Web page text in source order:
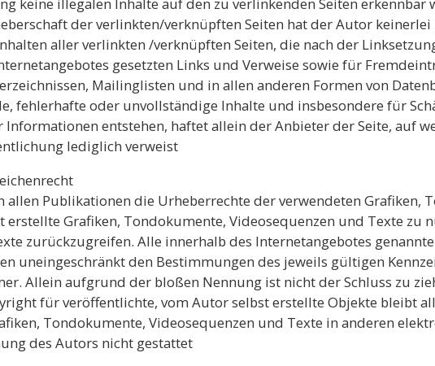
keine illegalen Inhalte auf den zu verlinkenden Seiten
der verlinkten/verknüpften Seiten hat der Autor
aller verlinkten /verknüpften Seiten, die nach der
gesetzten Links und Verweise sowie für
Mailinglisten und in allen anderen Formen von
fehlerhafte oder unvollständige Inhalte und insbesondere für
entstehen, haftet allein der Anbieter der Seite, auf
lediglich verweist
allen Publikationen die Urheberrechte der verwendeten Grafiken,
erstellte Grafiken, Tondokumente, Videosequenzen und Texte
zurückzugreifen. Alle innerhalb des Internetangebotes
uneingeschränkt den Bestimmungen des jeweils gültigen
Allein aufgrund der bloßen Nennung ist nicht der Schluss zu
für veröffentlichte, vom Autor selbst erstellte Objekte bleibt
Tondokumente, Videosequenzen und Texte in anderen
des Autors nicht gestattet